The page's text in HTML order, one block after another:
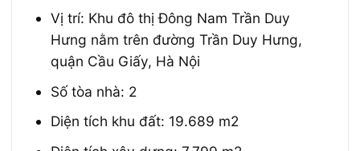
Vị trí: Khu đô thị Đông Nam Trần Duy
Hưng nằm trên đường Trần Duy Hưng,
quận Cầu Giấy, Hà Nội
Số tòa nhà: 2
Diện tích khu đất: 19.689 m2